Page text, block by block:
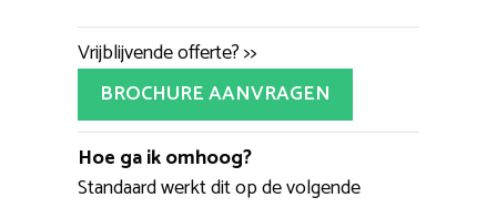
Vrijblijvende offerte? >>
BROCHURE AANVRAGEN
Hoe ga ik omhoog?
Standaard werkt dit op de volgende